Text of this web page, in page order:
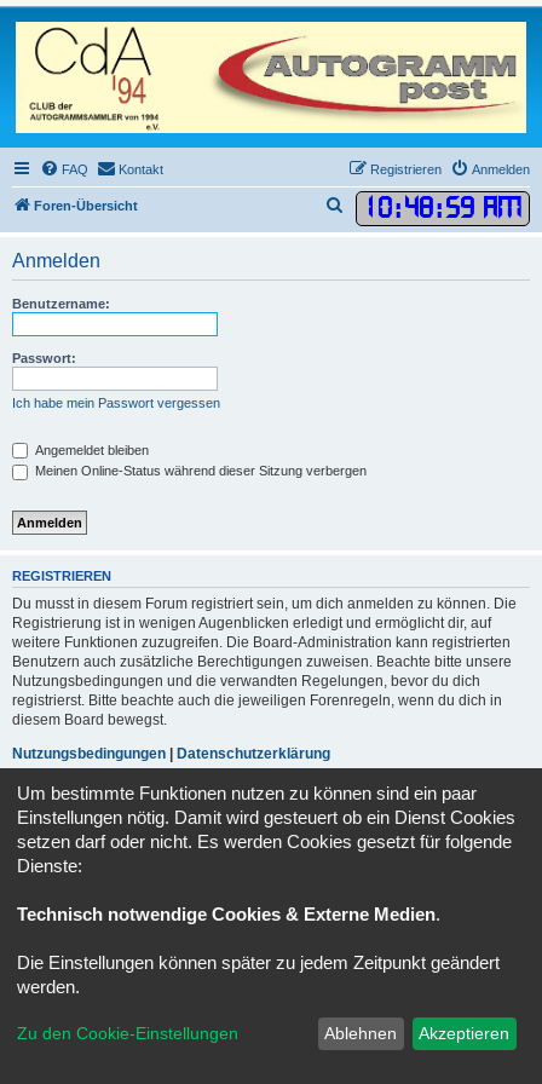
FAQ Kontakt Anmelden
Registrieren
Foren-Übersicht 10:48:59 AM
u
Anmelden
Benutzername:
Passwort:
Ich habe mein Passwort vergessen
Angemeldet bleiben
Meinen Online-Status während dieser Sitzung verbergen
REGISTRIEREN
Du musst in diesem Forum registriert sein, um dich anmelden zu können. Die
Registrierung ist in wenigen Augenblicken erledigt und ermöglicht dir, auf
weitere Funktionen zuzugreifen. Die Board-Administration kann registrierten
Benutzern auch zusätzliche Berechtigungen zuweisen. Beachte bitte unsere
Nutzungsbedingungen und die verwandten Regelungen, bevor du dich
registrierst. Bitte beachte auch die jeweiligen Forenregeln, wenn du dich in
diesem Board bewegst.
Nutzungsbedingungen
Datenschutzerklärung
Registrieren
Foren-Übersicht
Powered byphpBB® Forum Software © phpBB Limited
Datenschutz
|Nutzungsbedingungen
Um bestimmte Funktionen nutzen zu können sind ein paar
Einstellungen nötig. Damit wird gesteuert ob ein Dienst Cookies
setzen darf oder nicht. Es werden Cookies gesetzt für folgende
Dienste:
Technisch notwendige Cookies & Externe Medien.
Die Einstellungen können später zu jedem Zeitpunkt geändert
werden.
Zu den Cookie-Einstellungen Ablehnen Akzeptieren